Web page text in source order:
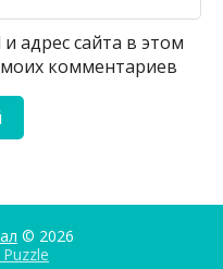
адрес сайта в этом
комментариев
© 2026